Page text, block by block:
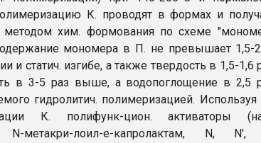
К. проводят в формах и
методом хим. формования по схеме
мономера в П. не превышает 1,5-
и статич. изгибе, а также твердость в 1,5-1,6
в 3-5 раз выше, а водопоглощение в 2,5
гидролитич. полимеризацией. Используя
К. полифунк-цион. активаторы
N-метакри-лоил-е-капролактам, N, N',